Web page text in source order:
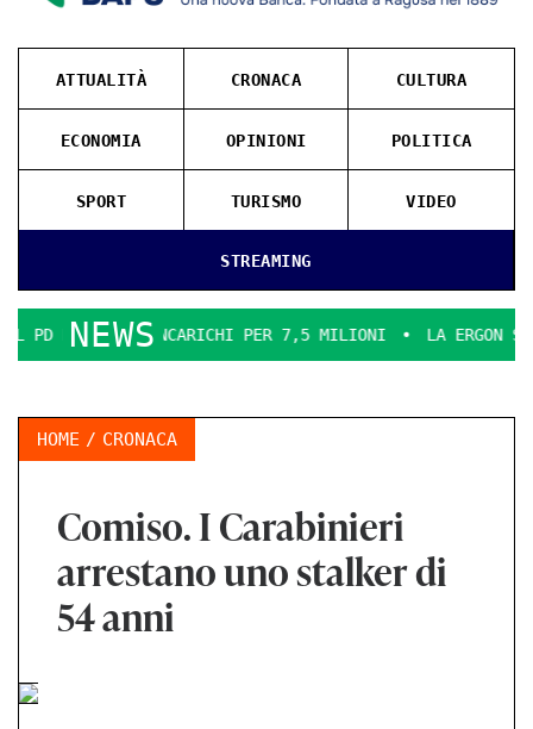
STREAMING
ATTUALITÀ CRONACA CULTURA
ECONOMIA OPINIONI POLITICA
SPORT TURISMO VIDEO
NEWS
INCARICHI PER 7,5 MILIONI LA ERGON SMENTICE
HOME CRONACA
Comiso. I Carabinieri
arrestano uno stalker di
54 anni